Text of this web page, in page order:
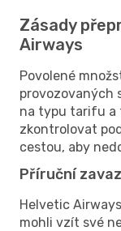
Zásady
Airways
Povolené
provozovaných
na typu tarifu a
zkontrolovat
cestou, aby
Příruční
Helvetic
mohli vzít své